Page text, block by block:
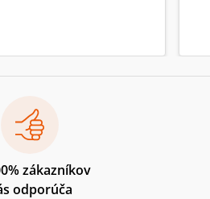
zákazníkov
odporúča